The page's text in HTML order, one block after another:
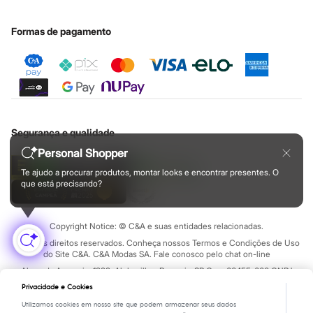
Tênis
Marcas
Baby Club
Fifteen
Miss Fifteen
Calcinhas
Cuecas
Meias
Pijamas
Moda praia
Biquínis e Maiôs
Blusas de proteção
Sungas
Personagens
Bluey
Disney
Hello Kitty
Homem Aranha
Minecraft
Personal Shopper
Te ajudo a procurar produtos, montar looks e encontrar presentes. O
que está precisando?
Sobre o cartão presente
Central de ética
Formas de pagamento
Segurança e qualidade
Copyright Notice: © C&A e suas entidades relacionadas.
Todos os direitos reservados. Conheça nossos Termos e Condições de Uso
do Site C&A. C&A Modas SA. Fale conosco pelo chat on-line
Alameda Araguaia, 1222, Alphaville - Barueri - SP Cep: 06455-000 CNPJ
Privacidade e Cookies
Utilizamos cookies em nosso site que podem armazenar seus dados